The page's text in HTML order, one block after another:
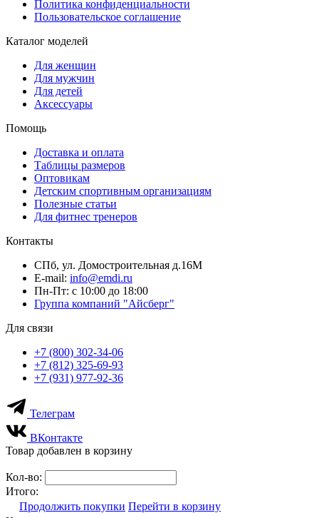
Политика конфиденциальности
Пользовательское соглашение
Каталог моделей
Для женщин
Для мужчин
Для детей
Аксессуары
Помощь
Доставка и оплата
Таблицы размеров
Оптовикам
Детским спортивным организациям
Полезные статьи
Для фитнес тренеров
Контакты
СПб, ул. Домостроительная д.16М
E-mail: info@emdi.ru
Пн-Пт: с 10:00 до 18:00
Группа компаний "Айсберг"
Для связи
+7 (800) 302-34-06
+7 (812) 325-69-93
+7 (931) 977-92-36
Телеграм
ВКонтакте
Товар добавлен в корзину
Кол-во:
Итого:
Продолжить покупки Перейти в корзину